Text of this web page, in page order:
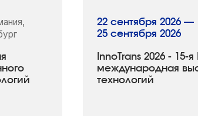
InnoTrans 2026 -
международная
технологий
22 сентября 2026 —
25 сентября 2026